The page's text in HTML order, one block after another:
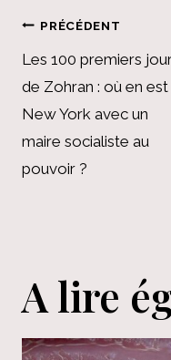
de
l’article
PRÉCÉDENT
Les 100 premiers
de Zohran : où en est
New York avec un
maire socialiste au
pouvoir ?
A lire